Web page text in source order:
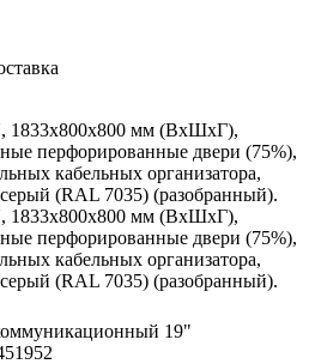
1833x800х800 мм (ВхШхГ),
перфорированные двери (75%),
кабельных организатора,
(RAL 7035) (разобранный).
1833x800х800 мм (ВхШхГ),
перфорированные двери (75%),
кабельных организатора,
(RAL 7035) (разобранный).
19"